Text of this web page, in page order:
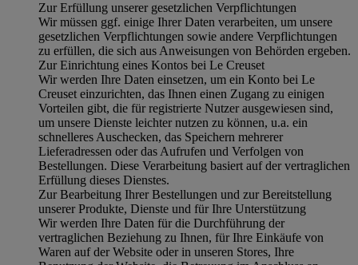
Zur Erfüllung unserer gesetzlichen Verpflichtungen
Wir müssen ggf. einige Ihrer Daten verarbeiten, um unsere
gesetzlichen Verpflichtungen sowie andere Verpflichtungen
zu erfüllen, die sich aus Anweisungen von Behörden ergeben.
Zur Einrichtung eines Kontos bei Le Creuset
Wir werden Ihre Daten einsetzen, um ein Konto bei Le
Creuset einzurichten, das Ihnen einen Zugang zu einigen
Vorteilen gibt, die für registrierte Nutzer ausgewiesen sind,
um unsere Dienste leichter nutzen zu können, u.a. ein
schnelleres Auschecken, das Speichern mehrerer
Lieferadressen oder das Aufrufen und Verfolgen von
Bestellungen. Diese Verarbeitung basiert auf der vertraglichen
Erfüllung dieses Dienstes.
Zur Bearbeitung Ihrer Bestellungen und zur Bereitstellung
unserer Produkte, Dienste und für Ihre Unterstützung
Wir werden Ihre Daten für die Durchführung der
vertraglichen Beziehung zu Ihnen, für Ihre Einkäufe von
Waren auf der Website oder in unseren Stores, Ihre